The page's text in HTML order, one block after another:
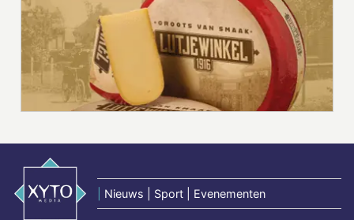
Nieuws | Sport | Evenementen